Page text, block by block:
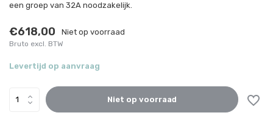
een groep van 32A noodzakelijk.
€618,00 Niet op voorraad
Bruto excl. BTW
Levertijd op aanvraag
Niet op voorraad